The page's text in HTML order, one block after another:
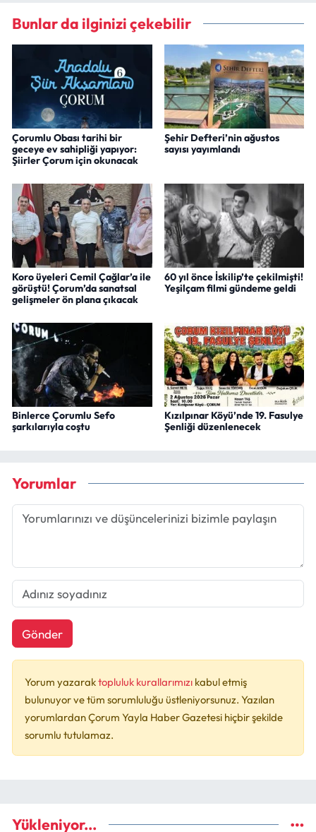
Bunlar da ilginizi çekebilir
Çorumlu Obası tarihi bir
geceye ev sahipliği yapıyor:
Şiirler Çorum için okunacak
Şehir Defteri’nin ağustos
sayısı yayımlandı
Koro üyeleri Cemil Çağlar’a ile
görüştü! Çorum’da sanatsal
gelişmeler ön plana çıkacak
60 yıl önce İskilip’te çekilmişti!
Yeşilçam filmi gündeme geldi
Binlerce Çorumlu Sefo
şarkılarıyla coştu
Kızılpınar Köyü’nde 19. Fasulye
Şenliği düzenlenecek
Yorumlar
Gönder
Yorum yazaraktopluluk kurallarımızı kabul etmiş
bulunuyor ve tüm sorumluluğu üstleniyorsunuz. Yazılan
yorumlardan Çorum Yayla Haber Gazetesi hiçbir şekilde
sorumlu tutulamaz.
Yükleniyor...